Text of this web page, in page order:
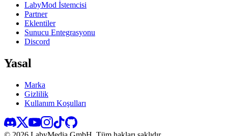
LabyMod İstemcisi
Partner
Eklentiler
Sunucu Entegrasyonu
Discord
Yasal
Marka
Gizlilik
Kullanım Koşulları